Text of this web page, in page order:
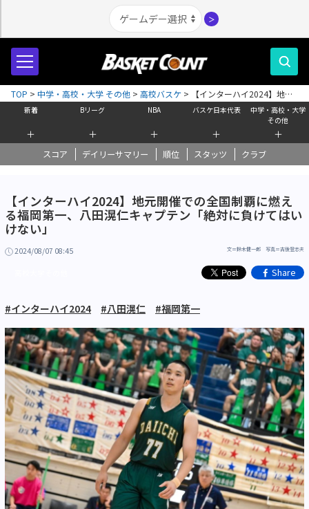
＞
新着
＋
Bリーグ
＋
NBA
＋
バスケ日本代表
＋
中学・高校・大学
その他
＋
スコア デイリーサマリー 順位 スタッツ クラブ
TOP > 中学・高校・大学 その他 > 高校バスケ >
【インターハイ2024】地元
開催での全国制覇に燃える福岡第一、八田滉仁キャプテン「絶対に負けては
いけない」
【インターハイ2024】地元開催での全国制覇に燃え
る福岡第一、八田滉仁キャプテン「絶対に負けてはい
けない」
2024/08/07 08:45 文＝鈴木健一郎 写真＝古後登志夫
Share
#インターハイ2024 #八田滉仁 #福岡第一